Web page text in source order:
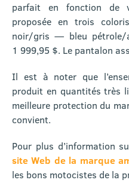
parfait en fonction de
proposée en trois
noir/gris — bleu
1 999,95 $. Le pantalon
Il est à noter que
produit en quantités très
meilleure protection du
convient.
Pour plus d’information
site Web de la marque
les bons motocistes de la